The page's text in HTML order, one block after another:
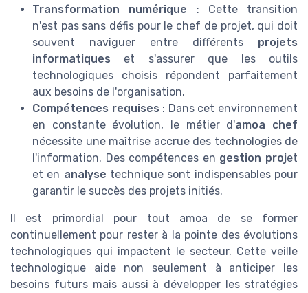
Transformation numérique : Cette transition
n'est pas sans défis pour le chef de projet, qui doit
souvent naviguer entre différents projets
informatiques et s'assurer que les outils
technologiques choisis répondent parfaitement
aux besoins de l'organisation.
Compétences requises : Dans cet environnement
en constante évolution, le métier d'amoa chef
nécessite une maîtrise accrue des technologies de
l'information. Des compétences en gestion projet
et en analyse technique sont indispensables pour
garantir le succès des projets initiés.
Il est primordial pour tout amoa de se former
continuellement pour rester à la pointe des évolutions
technologiques qui impactent le secteur. Cette veille
technologique aide non seulement à anticiper les
besoins futurs mais aussi à développer les stratégies